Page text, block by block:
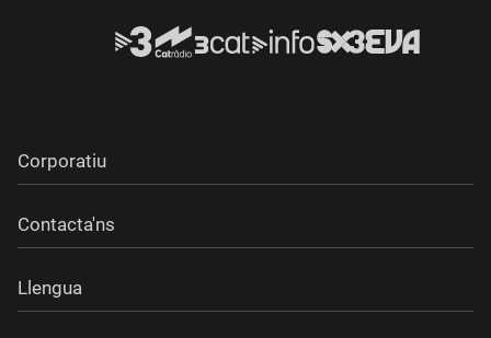
Corporatiu
Contacta'ns
Llengua